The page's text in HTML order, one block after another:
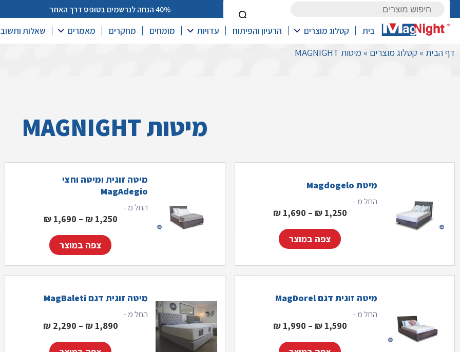
Products
search 40% הנחה לנרשמים בטופס דרך האתר
בית קטלוג מוצרים הרעיון והפיתוח עדויות מומחים מחקרים מאמרים שאלות קטלוג
דף הבית » קטלוג מוצרים » מיטות MAGNIGHT
מיטות MAGNIGHT
מיטת Magdogelo
החל מ -
1,250
₪
–
1,690
₪
צפה במוצר
מיטה זוגית ומיטה וחצי
MagAdegio
החל מ -
1,250
₪
–
1,690
₪
צפה במוצר
מיטה זוגית דגם MagDorel
החל מ -
1,590
₪
–
1,990
₪
מיטה זוגית דגם MagBaleti
החל מ -
1,890
₪
–
2,290
₪